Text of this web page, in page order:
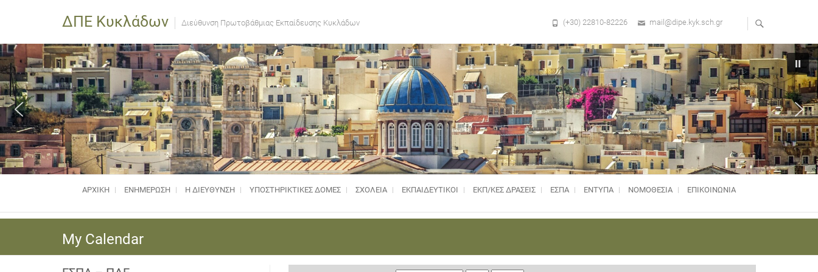
ΔΠΕ Κυκλάδων Διεύθυνση Πρωτοβάθμιας Εκπαίδευσης Κυκλάδων (+30) 22810-82226 mail@dipe.kyk.sch.gr
ΑΡΧΙΚΗ ΕΝΗΜΈΡΩΣΗ Η ΔΙΕΥΘΥΝΣΗ ΥΠΟΣΤΗΡΙΚΤΙΚΈΣ ΔΟΜΈΣ ΣΧΟΛΕΙΑ ΕΚΠΑΙΔΕΥΤΙΚΟΙ ΕΚΠ/ΚΕΣ ΔΡΑΣΕΙΣ ΕΣΠΑ ΕΝΤΥΠΑ ΝΟΜΟΘΕΣΊΑ ΕΠΙΚΟΙΝΩΝΙΑ
My Calendar